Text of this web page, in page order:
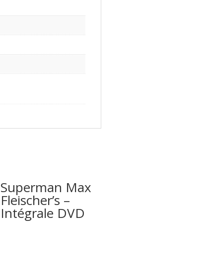
Superman Max
Fleischer’s –
Intégrale DVD